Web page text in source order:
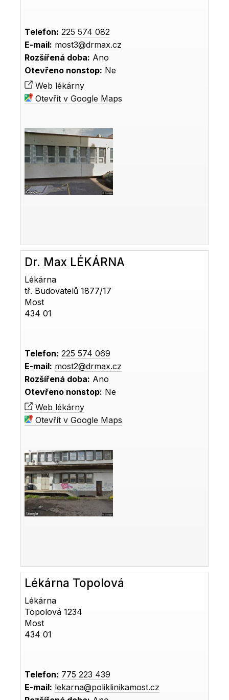
Telefon: 225 574 082
E-mail: most3@drmax.cz
Rozšířená doba: Ano
Otevřeno nonstop: Ne
Web lékárny
Otevřít v Google Maps
Dr. Max LÉKÁRNA
Lékárna
tř. Budovatelů 1877/17
Most
434 01
Telefon: 225 574 069
E-mail: most2@drmax.cz
Rozšířená doba: Ano
Otevřeno nonstop: Ne
Web lékárny
Otevřít v Google Maps
Lékárna Topolová
Lékárna
Topolová 1234
Most
434 01
Telefon: 775 223 439
E-mail: lekarna@poliklinikamost.cz